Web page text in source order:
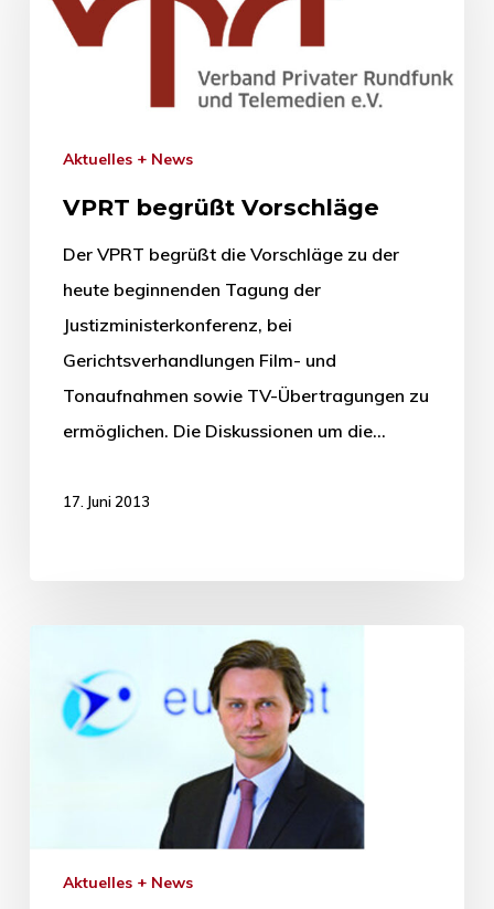
Aktuelles + News
VPRT begrüßt Vorschläge
Der VPRT begrüßt die Vorschläge zu der
heute beginnenden Tagung der
Justizministerkonferenz, bei
Gerichtsverhandlungen Film- und
Tonaufnahmen sowie TV-Übertragungen zu
ermöglichen. Die Diskussionen um die…
17. Juni 2013
Aktuelles + News